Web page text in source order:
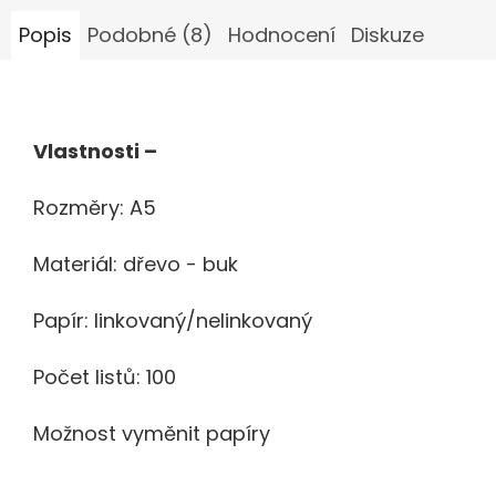
Popis Podobné (8) Hodnocení Diskuze
Vlastnosti –
Rozměry: A5
Materiál: dřevo - buk
Papír: linkovaný/nelinkovaný
Počet listů: 100
Možnost vyměnit papíry